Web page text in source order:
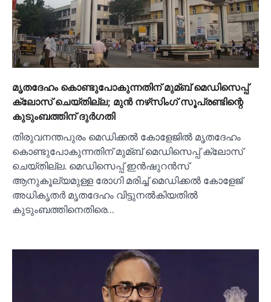
മൃതദേഹം കൊണ്ടുപോകുന്നതിന് മുമ്ബ് മെഡിസെപ്പ്
ക്ലോസ് ചെയ്തില്ല; മുൻ നഴ്‌സിംഗ് സൂപ്രണ്ടിന്റെ
കുടുംബത്തിന് ദുര്‍ഗതി
തിരുവനന്തപുരം മെഡിക്കല്‍ കോളേജില്‍ മൃതദേഹം
കൊണ്ടുപോകുന്നതിന് മുമ്ബ് മെഡിസെപ്പ് ക്ലോസ്
ചെയ്തില്ല. മെഡിസെപ്പ് ഇന്‍ഷുറന്‍സ്
ആനുകൂല്യമുള്ള രോഗി മരിച്ച്‌ മെഡിക്കല്‍ കോളേജ്
അധികൃതര്‍ മൃതദേഹം വിട്ടുനല്‍കിയതില്‍
കുടുംബത്തിനെതിരെ…